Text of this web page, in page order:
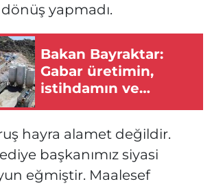
yapmadı.
Bakan Bayraktar:
Gabar üretimin,
istihdamın ve
hayra alamet değildir.
başkanımız siyasi
eğmiştir. Maalesef